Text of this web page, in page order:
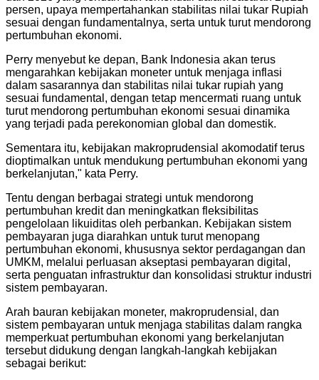
persen, upaya mempertahankan stabilitas nilai tukar Rupiah
sesuai dengan fundamentalnya, serta untuk turut mendorong
pertumbuhan ekonomi.
Perry menyebut ke depan, Bank Indonesia akan terus
mengarahkan kebijakan moneter untuk menjaga inflasi
dalam sasarannya dan stabilitas nilai tukar rupiah yang
sesuai fundamental, dengan tetap mencermati ruang untuk
turut mendorong pertumbuhan ekonomi sesuai dinamika
yang terjadi pada perekonomian global dan domestik.
Sementara itu, kebijakan makroprudensial akomodatif terus
dioptimalkan untuk mendukung pertumbuhan ekonomi yang
berkelanjutan," kata Perry.
Tentu dengan berbagai strategi untuk mendorong
pertumbuhan kredit dan meningkatkan fleksibilitas
pengelolaan likuiditas oleh perbankan. Kebijakan sistem
pembayaran juga diarahkan untuk turut menopang
pertumbuhan ekonomi, khususnya sektor perdagangan dan
UMKM, melalui perluasan akseptasi pembayaran digital,
serta penguatan infrastruktur dan konsolidasi struktur industri
sistem pembayaran.
Arah bauran kebijakan moneter, makroprudensial, dan
sistem pembayaran untuk menjaga stabilitas dalam rangka
memperkuat pertumbuhan ekonomi yang berkelanjutan
tersebut didukung dengan langkah-langkah kebijakan
sebagai berikut: